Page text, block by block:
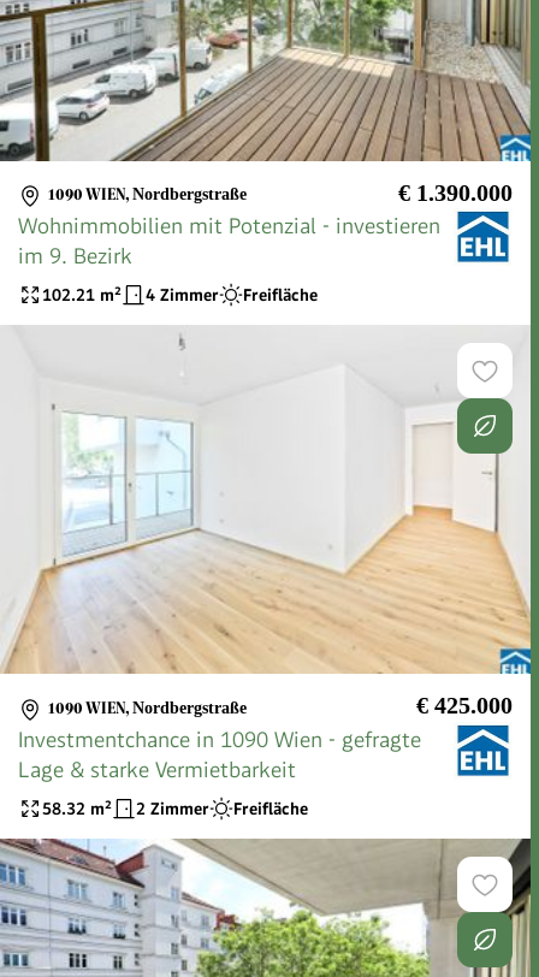
1090 WIEN, Nordbergstraße € 1.390.000
Wohnimmobilien mit Potenzial - investieren
im 9. Bezirk
102.21 m² 4 Zimmer Freifläche
1090 WIEN, Nordbergstraße € 425.000
Investmentchance in 1090 Wien - gefragte
Lage & starke Vermietbarkeit
58.32 m² 2 Zimmer Freifläche